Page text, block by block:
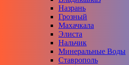
Назрань
Грозный
Махачкала
Элиста
Нальчик
Минеральные Воды
Ставрополь